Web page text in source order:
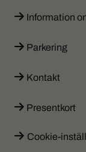
Information
Parkering
Kontakt
Presentkort
Cookie-